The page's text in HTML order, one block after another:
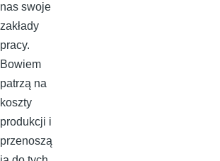
nas swoje
zakłady
pracy.
Bowiem
patrzą na
koszty
produkcji i
przenoszą